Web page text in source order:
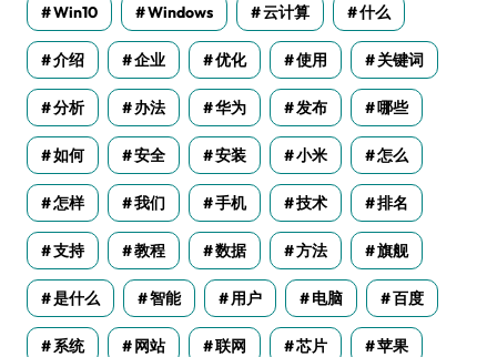
Win10 Windows 云计算 什么
介绍 企业 优化 使用 关键词
分析 办法 华为 发布 哪些
如何 安全 安装 小米 怎么
怎样 我们 手机 技术 排名
支持 教程 数据 方法 旗舰
是什么 智能 用户 电脑 百度
系统 网站 联网 芯片 苹果